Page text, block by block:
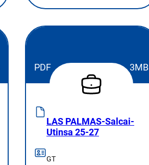
PDF 3MB
LAS PALMAS-Salcai-
Utinsa 25-27
GT